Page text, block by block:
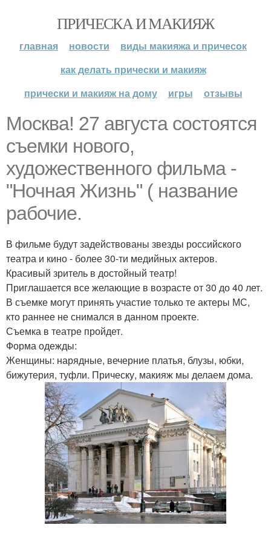
ПРИЧЕСКА И МАКИЯЖ
главная новости
виды макияжа и причесок
как делать прически и макияж
прически и макияж на дому
игры отзывы
Москва! 27 августа состоятся
съемки нового,
художественного фильма -
"Ночная Жизнь" ( название
рабочие.
В фильме будут задействованы звезды российского
театра и кино - более 30-ти медийных актеров.
Красивый зритель в достойный театр!
Приглашается все желающие в возрасте от 30 до 40 лет.
В съемке могут принять участие только те актеры МС,
кто раннее не снимался в данном проекте.
Съемка в театре пройдет.
Форма одежды:
Женщины: нарядные, вечерние платья, блузы, юбки,
бижутерия, туфли. Прическу, макияж мы делаем дома.